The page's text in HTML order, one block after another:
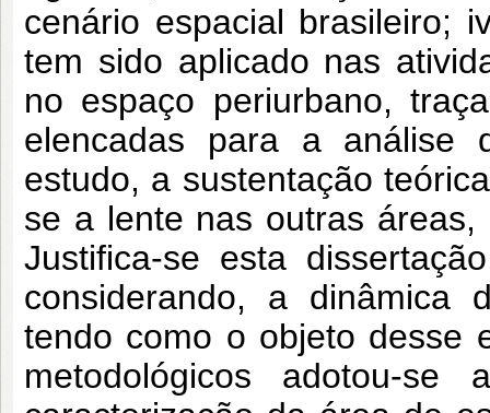
cenário espacial brasileiro;
tem sido aplicado nas
no espaço periurbano,
elencadas para a análise
estudo, a sustentação
se a lente nas outras
Justifica-se esta
considerando, a dinâmica
tendo como o objeto desse
metodológicos adotou-